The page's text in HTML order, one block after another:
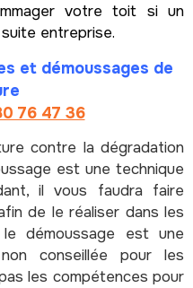
votre toit si un
entreprise.
et démoussages de
76 47 36
contre la dégradation
est une technique
il vous faudra faire
de le réaliser dans les
démoussage est une
conseillée pour les
les compétences pour